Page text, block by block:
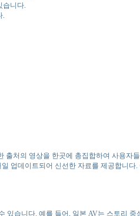
습니다.
.
처의 영상을 한곳에 총집합하여 사용자
업데이트되어 신선한 자료를 제공합니다
있습니다. 예를 들어, 일본 AV는 스토리